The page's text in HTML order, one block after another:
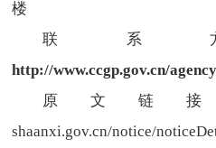
楼
联系
http://www.ccgp.gov.cn/
原文链接：
shaanxi.gov.cn/notice/